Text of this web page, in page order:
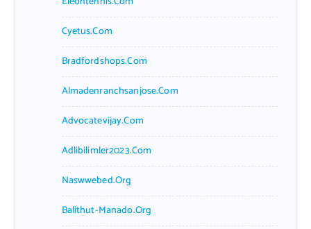
Cyetus.com
Bradfordshops.com
Almadenranchsanjose.com
Advocatevijay.com
Adlibilimler2023.com
Naswwebed.org
Balithut-Manado.org